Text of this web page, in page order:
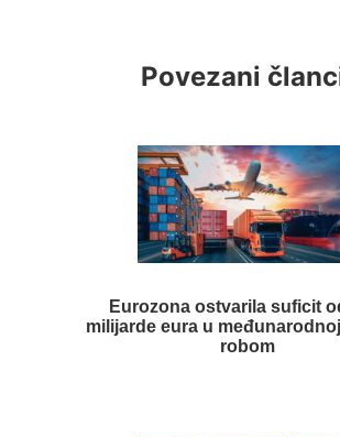
Povezani
Eurozona ostvarila suficit
milijarde eura u
robom